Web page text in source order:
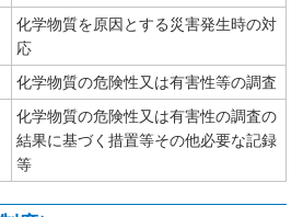
化学物質を原因とする災害発生時の対
応
化学物質の危険性又は有害性等の調査
化学物質の危険性又は有害性の調査の
結果に基づく措置等その他必要な記録
等